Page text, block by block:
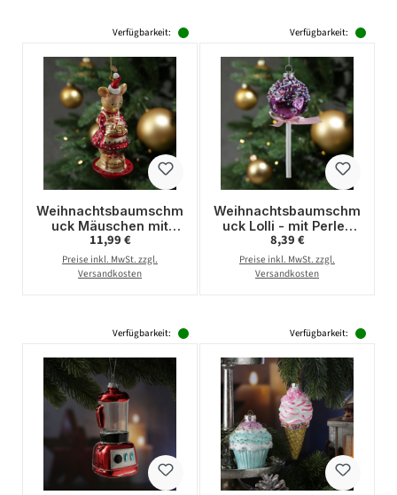
Verfügbarkeit:
Weihnachtsbaumschm
uck Mäuschen mit
Pfannkuchen -
Christbaumschmuck -
Glas - H: 15cm - rot
Regulärer Preis:
11,99 €
Preise inkl. MwSt. zzgl.
Versandkosten
Verfügbarkeit:
Weihnachtsbaumschm
uck Lolli - mit Perlen
verziert - Glas -
Christbaumschmuck -
H: 16cm - lila
Regulärer Preis:
8,39 €
Preise inkl. MwSt. zzgl.
Versandkosten
Verfügbarkeit: Verfügbarkeit: